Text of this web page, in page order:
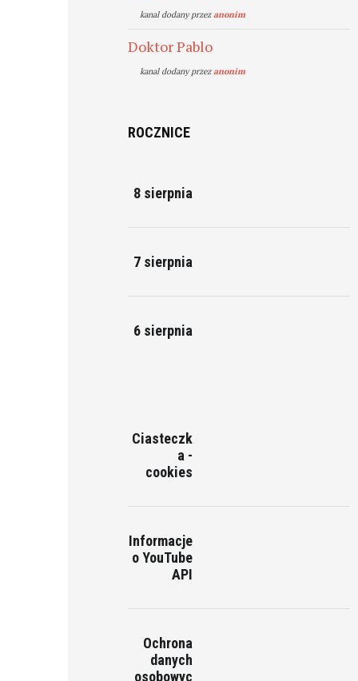
kanal dodany przezanonim
Doktor Pablo
kanal dodany przezanonim
ROCZNICE
8 sierpnia
7 sierpnia
6 sierpnia
Ciasteczk
a -
cookies
Informacje
o YouTube
API
Ochrona
danych
osobowyc